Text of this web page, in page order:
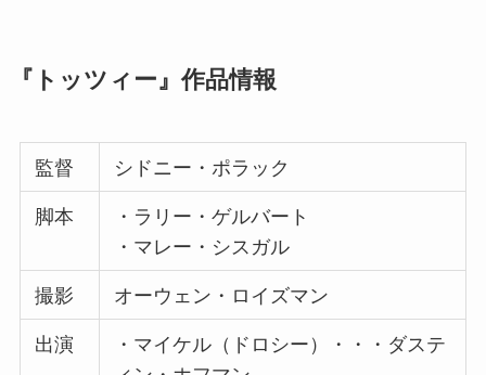
『トッツィー』作品情報
監督
シドニー・ポラック
脚本
・ラリー・ゲルバート
・マレー・シスガル
撮影
オーウェン・ロイズマン
出演
・マイケル（ドロシー）・・・ダステ